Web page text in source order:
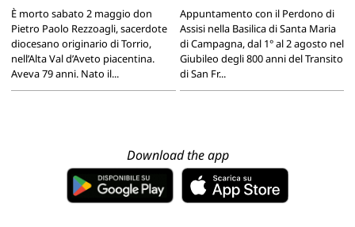
È morto sabato 2 maggio don
Pietro Paolo Rezzoagli, sacerdote
diocesano originario di Torrio,
nell’Alta Val d’Aveto piacentina.
Aveva 79 anni. Nato il...
Appuntamento con il Perdono di
Assisi nella Basilica di Santa Maria
di Campagna, dal 1° al 2 agosto nel
Giubileo degli 800 anni del Transito
di San Fr...
Download the app